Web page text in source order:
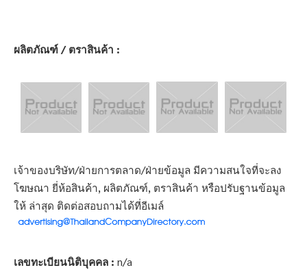
ผลิตภัณฑ์ / ตราสินค้า :
เจ้าของบริษัท/ฝ่ายการตลาด/ฝ่ายข้อมูล มีความสนใจที่จะลง
โฆษณา ยี่ห้อสินค้า, ผลิตภัณฑ์, ตราสินค้า หรือปรับฐานข้อมูล
ให้ ล่าสุด ติดต่อสอบถามได้ที่อีเมล์
เลขทะเบียนนิติบุคคล : n/a